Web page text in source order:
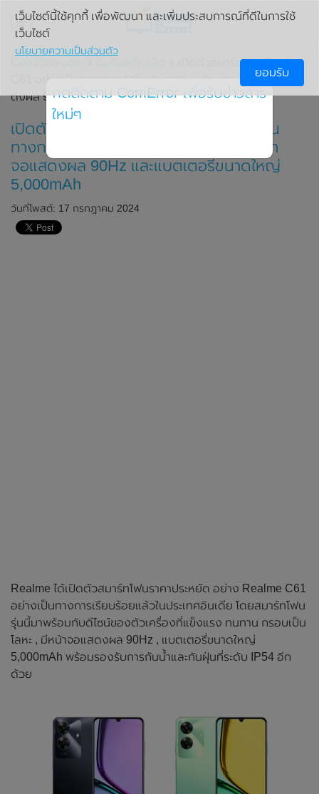
» เปิดตัวสมาร์ทโฟน Realme
C61 อย่างเป็นทางการแล้วในประเทศอินเดีย มาพร้อมหน้าจอแส
ดงผล 90Hz และแบตเตอรี่ขนาดใหญ่ 5,000mAh
เปิดตัวสมาร์ทโฟน Realme C61 อย่างเป็น
ทางการแล้วในประเทศอินเดีย มาพร้อมหน้า
จอแสดงผล 90Hz และแบตเตอรี่ขนาดใหญ่
5,000mAh
วันที่โพสต์: 17 กรกฎาคม 2024
Realme ได้เปิดตัวสมาร์ทโฟนราคาประหยัด อย่าง Realme C61
อย่างเป็นทางการเรียบร้อยแล้วในประเทศอินเดีย โดยสมาร์ทโฟน
รุ่นนี้มาพร้อมกับดีไซน์ของตัวเครื่องที่แข็งแรง ทนทาน กรอบเป็น
โลหะ , มีหน้าจอแสดงผล 90Hz , แบตเตอรี่ขนาดใหญ่
5,000mAh พร้อมรองรับการกันน้ำและกันฝุ่นที่ระดับ IP54 อีก
ด้วย
เว็บไซต์นี้ใช้คุกกี้ เพื่อพัฒนา และเพิ่มประสบการณ์ที่ดีในการใช้
เว็บไซต์
นโยบายความเป็นส่วนตัว
ยอมรับ
กดติดตาม ComError เพื่อรับข่าวสาร
ใหม่ๆ